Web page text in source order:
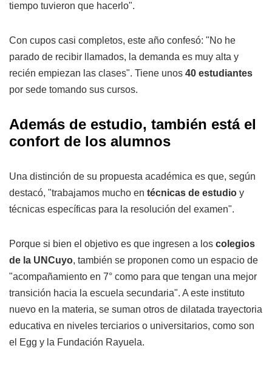
tiempo tuvieron que hacerlo".
Con cupos casi completos, este año confesó: "No he
parado de recibir llamados, la demanda es muy alta y
recién empiezan las clases". Tiene unos 40 estudiantes
por sede tomando sus cursos.
Además de estudio, también está el
confort de los alumnos
Una distinción de su propuesta académica es que, según
destacó, "trabajamos mucho en técnicas de estudio y
técnicas específicas para la resolución del examen".
Porque si bien el objetivo es que ingresen a los colegios
de la UNCuyo, también se proponen como un espacio de
"acompañamiento en 7° como para que tengan una mejor
transición hacia la escuela secundaria". A este instituto
nuevo en la materia, se suman otros de dilatada trayectoria
educativa en niveles terciarios o universitarios, como son
el Egg y la Fundación Rayuela.